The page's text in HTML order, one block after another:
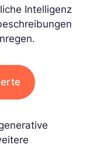
Intelligenz